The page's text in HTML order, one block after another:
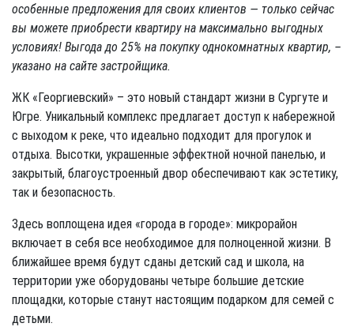
особенные предложения для своих клиентов — только сейчас
вы можете приобрести квартиру на максимально выгодных
условиях! Выгода до 25% на покупку однокомнатных квартир, –
указано на сайте застройщика.
ЖК «Георгиевский» – это новый стандарт жизни в Сургуте и
Югре. Уникальный комплекс предлагает доступ к набережной
с выходом к реке, что идеально подходит для прогулок и
отдыха. Высотки, украшенные эффектной ночной панелью, и
закрытый, благоустроенный двор обеспечивают как эстетику,
так и безопасность.
Здесь воплощена идея «города в городе»: микрорайон
включает в себя все необходимое для полноценной жизни. В
ближайшее время будут сданы детский сад и школа, на
территории уже оборудованы четыре большие детские
площадки, которые станут настоящим подарком для семей с
детьми.